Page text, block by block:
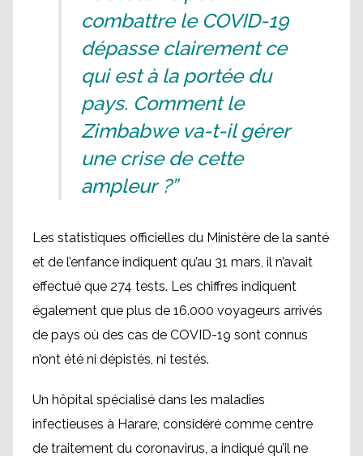
combattre le COVID-19
dépasse clairement ce
qui est à la portée du
pays. Comment le
Zimbabwe va-t-il gérer
une crise de cette
ampleur ?”
Les statistiques officielles du Ministère de la santé
et de l’enfance indiquent qu’au 31 mars, il n’avait
effectué que 274 tests. Les chiffres indiquent
également que plus de 16.000 voyageurs arrivés
de pays où des cas de COVID-19 sont connus
n’ont été ni dépistés, ni testés.
Un hôpital spécialisé dans les maladies
infectieuses à Harare, considéré comme centre
de traitement du coronavirus, a indiqué qu’il ne